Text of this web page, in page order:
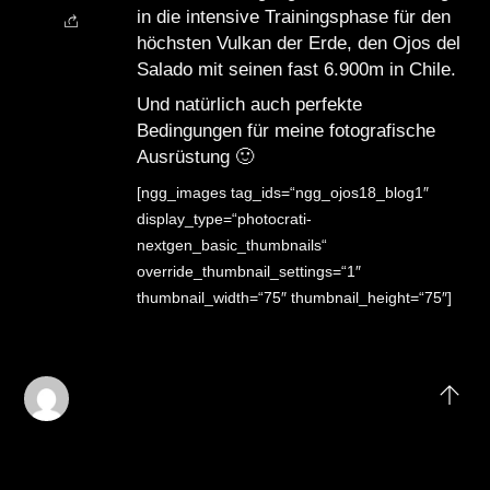
in die intensive Trainingsphase für den
höchsten Vulkan der Erde, den Ojos del
Salado mit seinen fast 6.900m in Chile.
Und natürlich auch perfekte
Bedingungen für meine fotografische
Ausrüstung 🙂
[ngg_images tag_ids=“ngg_ojos18_blog1″
display_type=“photocrati-
nextgen_basic_thumbnails“
override_thumbnail_settings=“1″
thumbnail_width=“75″ thumbnail_height=“75″]